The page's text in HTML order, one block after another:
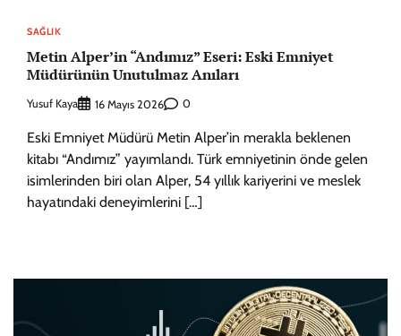
SAĞLIK
Metin Alper’in “Andımız” Eseri: Eski Emniyet
Müdürünün Unutulmaz Anıları
Yusuf Kaya 16 Mayıs 2026 0
Eski Emniyet Müdürü Metin Alper’in merakla beklenen
kitabı “Andımız” yayımlandı. Türk emniyetinin önde gelen
isimlerinden biri olan Alper, 54 yıllık kariyerini ve meslek
hayatındaki deneyimlerini […]